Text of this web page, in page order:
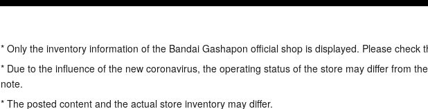
* Only the inventory information of the Bandai Gashapon official shop is displayed. Please check
* Due to the influence of the new coronavirus, the operating status of the store may differ from
note.
* The posted content and the actual store inventory may differ.